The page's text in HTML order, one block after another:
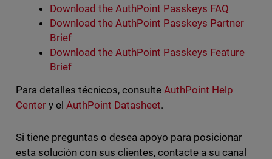
Download the AuthPoint Passkeys FAQ
Download the AuthPoint Passkeys Partner
Brief
Download the AuthPoint Passkeys Feature
Brief
Para detalles técnicos, consulteAuthPoint Help
Centery el AuthPoint Datasheet.
Si tiene preguntas o desea apoyo para posicionar
esta solución con sus clientes, contacte a su canal